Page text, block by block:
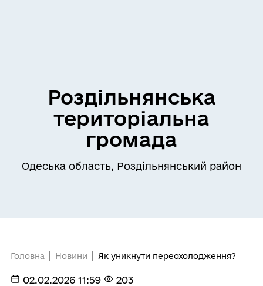
Роздільнянська
територіальна
громада
Одеська область, Роздільнянський район
Головна Новини Як уникнути переохолодження?
02.02.2026 11:59 203